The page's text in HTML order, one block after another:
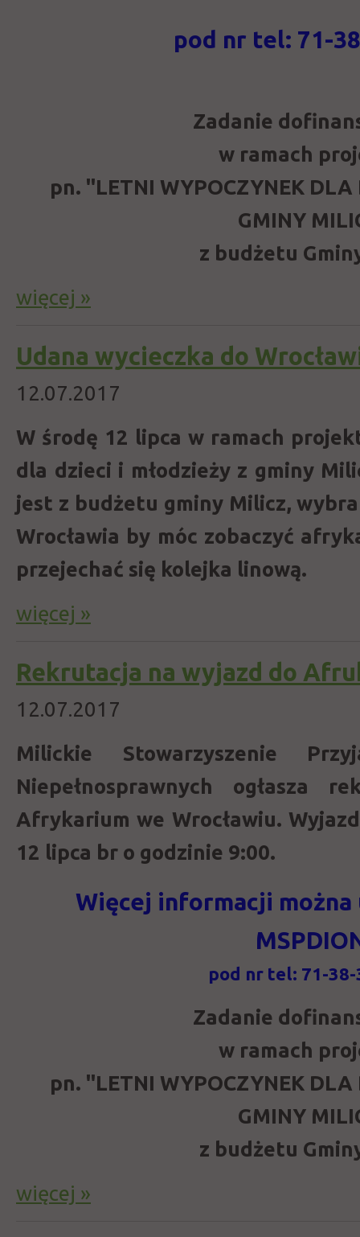
pod nr tel: 71-
Zadanie
w ramach
pn. "LETNI WYPOCZYNEK DLA
GMINY
z budżetu
więcej »
Udana wycieczka do
12.07.2017
W środę 12 lipca w ramach
dla dzieci i młodzieży z gminy
jest z budżetu gminy Milicz,
Wrocławia by móc zobaczyć
przejechać się kolejka linową.
więcej »
Rekrutacja na wyjazd do
12.07.2017
Milickie Stowarzyszenie
Niepełnosprawnych ogłasza
Afrykarium we Wrocławiu.
12 lipca br o godzinie 9:00.
Więcej informacji
pod nr tel: 71-38-
Zadanie
w ramach
pn. "LETNI WYPOCZYNEK DLA
GMINY
z budżetu
więcej »